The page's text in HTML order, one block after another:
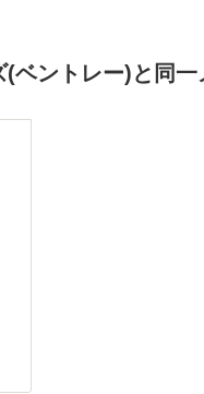
(ベントレー)と同